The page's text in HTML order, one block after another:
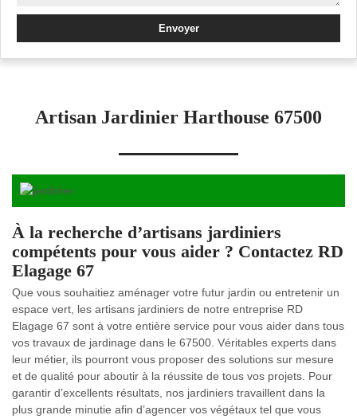
Artisan Jardinier Harthouse 67500
À la recherche d’artisans jardiniers
compétents pour vous aider ? Contactez RD
Elagage 67
Que vous souhaitiez aménager votre futur jardin ou entretenir un
espace vert, les artisans jardiniers de notre entreprise RD
Elagage 67 sont à votre entière service pour vous aider dans tous
vos travaux de jardinage dans le 67500. Véritables experts dans
leur métier, ils pourront vous proposer des solutions sur mesure
et de qualité pour aboutir à la réussite de tous vos projets. Pour
garantir d’excellents résultats, nos jardiniers travaillent dans la
plus grande minutie afin d’agencer vos végétaux tel que vous